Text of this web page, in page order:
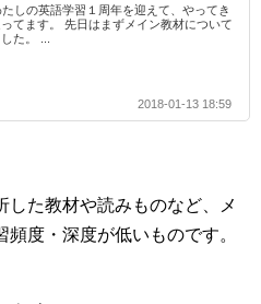
しの英語学習１周年を迎えて、やってき
てます。 先日はまずメイン教材について
た。 ...
2018-01-13 18:59
した教材や読みものなど、メ
度・深度が低いものです。